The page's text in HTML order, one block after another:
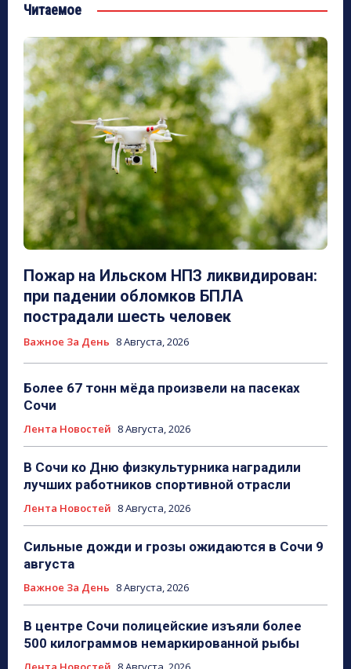
Читаемое
Пожар на Ильском НПЗ ликвидирован:
при падении обломков БПЛА
пострадали шесть человек
Важное За День 8 Августа, 2026
Более 67 тонн мёда произвели на пасеках
Сочи
Лента Новостей 8 Августа, 2026
В Сочи ко Дню физкультурника наградили
лучших работников спортивной отрасли
Лента Новостей 8 Августа, 2026
Сильные дожди и грозы ожидаются в Сочи 9
августа
Важное За День 8 Августа, 2026
В центре Сочи полицейские изъяли более
500 килограммов немаркированной рыбы